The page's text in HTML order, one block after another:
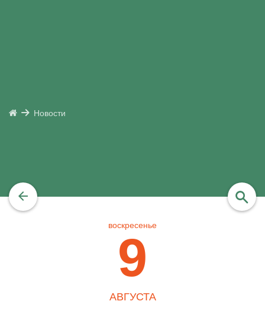
Новости
воскресенье
9
АВГУСТА